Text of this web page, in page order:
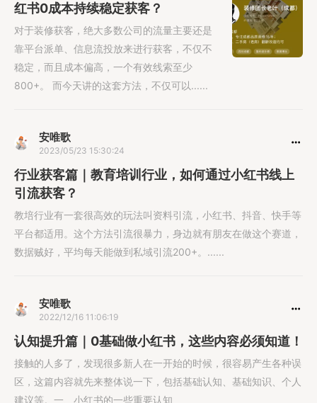
红书0成本持续稳定获客？
对于装修获客，绝大多数公司的流量主要还是
靠平台派单、信息流投放来进行获客，不仅不
稳定，而且成本偏高，一个有效线索至少
800+。 而今天讲的这套方法，不仅可以......
安唯歌
2023/05/23 15:30:24
行业获客篇｜教育培训行业，如何通过小红书线上
引流获客？
教培行业有一套很高效的玩法叫资料引流，小红书、抖音、快手等
平台都适用。这个方法引流很暴力，身边就有朋友在做这个赛道，
数据贼好，平均每天能做到私域引流200+。......
安唯歌
2022/12/16 11:06:19
认知提升篇｜0基础做小红书，这些内容必须知道！
接触的人多了，发现很多新人在一开始的时候，很容易产生各种误
区，这篇内容就先来整体说一下，包括基础认知、基础知识、个人
建议等。一、小红书的一些重要认知